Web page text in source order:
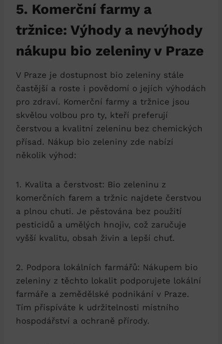
5. Komerční farmy a
⁢tržnice:⁢ Výhody a nevýhody
nákupu bio zeleniny v Praze
V Praze je dostupnost bio⁣ zeleniny stále
⁢častější a roste i povědomí ⁢o ⁤jejích výhodách
pro ⁤zdraví. Komerční farmy a tržnice jsou
⁤skvělou volbou pro ty, kteří preferují⁢
čerstvou a kvalitní zeleninu bez chemických
přísad. Nákup bio zeleniny zde nabízí
několik výhod:
1. Kvalita a čerstvost: Bio zeleninu​ z
komerčních farem a tržnic⁢ najdete čerstvou‍
a plnou chuti. Je ⁣pěstována bez použití
⁣pesticidů a umělých​ hnojiv, což zaručuje
vyšší kvalitu, obsah živin a lepší chuť.
2. Podpora lokálních farmářů: Nákupem ⁣bio
zeleniny z ‌těchto lokalit podporujete lokální
farmáře ‍a zemědělské ⁢podnikání v Praze.
Tím přispíváte k‍ udržitelnosti místního
hospodářství a ochraně ​přírody.